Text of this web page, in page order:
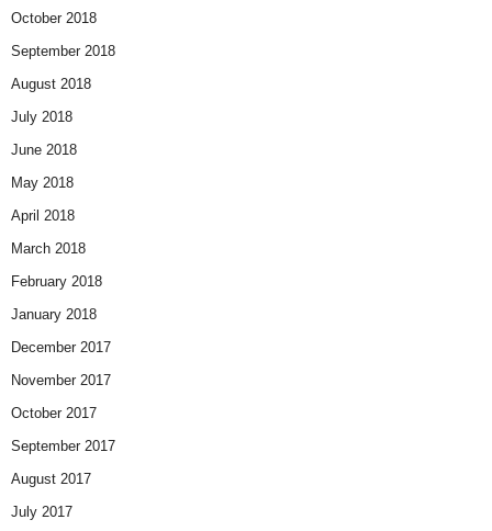
October 2018
September 2018
August 2018
July 2018
June 2018
May 2018
April 2018
March 2018
February 2018
January 2018
December 2017
November 2017
October 2017
September 2017
August 2017
July 2017